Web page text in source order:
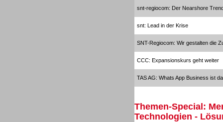
snt-regiocom: Der Nearshore
snt: Lead in der Krise
SNT-Regiocom: Wir gestalten die
CCC: Expansionskurs geht weiter
TAS AG: Whats App Business ist da
Themen-Special:
Technologien -